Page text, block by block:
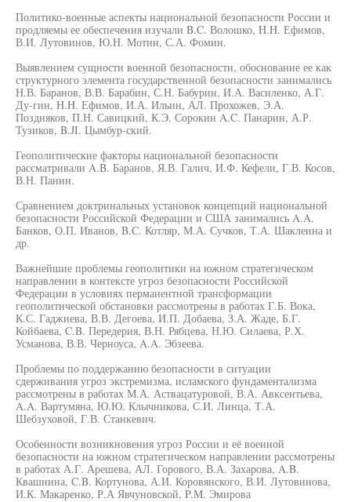
Политико-военные аспекты национальной безопасности России и
продляемы ее обеспечения изучали B.C. Волошко, H.H. Ефимов,
В.И. Лутовинов, Ю.Н. Мотин, С.А. Фомин.
Выявлением сущности военной безопасности, обоснование ее как
структурного элемента государственной безопасности занимались
Н.В. Баранов, В.В. Барабин, С.Н. Бабурин, И.А. Василенко, А.Г.
Ду-гин, H.H. Ефимов, И.А. Ильин, АЛ. Прохожев, Э.А.
Поздняков, П.Н. Савицкий, К.Э. Сорокин A.C. Панарин, А.Р.
Тузиков, B.JI. Цымбур-ский.
Геополитические факторы национальной безопасности
рассматривали A.B. Баранов, Я.В. Галич, И.Ф. Кефели, Г.В. Косов,
В.Н. Панин.
Сравнением доктринальных установок концепций национальной
безопасности Российской Федерации и США занимались A.A.
Банков, О.П. Иванов, B.C. Котляр, М.А. Сучков, Т.А. Шаклеина и
др.
Важнейшие проблемы геополитики на южном стратегическом
направлении в контексте угроз безопасности Российской
Федерации в условиях перманентной трансформации
геополитической обстановки рассмотрены в работах Г.Б. Вока,
К.С. Гаджиева, В.В. Дегоева, И.П. Добаева, З.А. Жаде, Б.Г.
Койбаева, C.B. Передерия, В.Н. Рябцева, Н.Ю. Силаева, Р.Х.
Усманова, В.В. Черноуса, A.A. Эбзеева.
Проблемы по поддержанию безопасности в ситуации
сдерживания угроз экстремизма, исламского фундаментализма
рассмотрены в работах М.А. Аствацатуровой, В.А. Авксентьева,
A.A. Вартумяна, Ю.Ю. Клычникова, С.И. Линца, Т.А.
Шебзуховой, Г.В. Станкевич.
Особенности возникновения угроз России и её военной
безопасности на южном стратегическом направлении рассмотрены
в работах А.Г. Арешева, АЛ. Горового, В.А. Захарова, A.B.
Квашнина, C.B. Кортунова, А.И. Коровянского, В.И. Лутовинова,
И.К. Макаренко, Р.А Явчуновской, P.M. Эмирова